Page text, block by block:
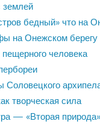
землей
бедный» что на
на Онежском берегу
человека
Соловецкого
творческая сила
— «Вторая природа»